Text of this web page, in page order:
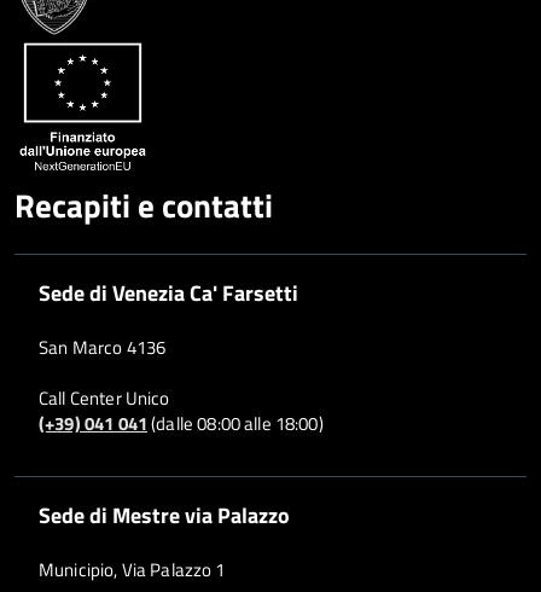
Recapiti e contatti
Sede di Venezia Ca' Farsetti
San Marco 4136
Call Center Unico
(+39) 041 041(dalle 08:00 alle 18:00)
Sede di Mestre via Palazzo
Municipio, Via Palazzo 1